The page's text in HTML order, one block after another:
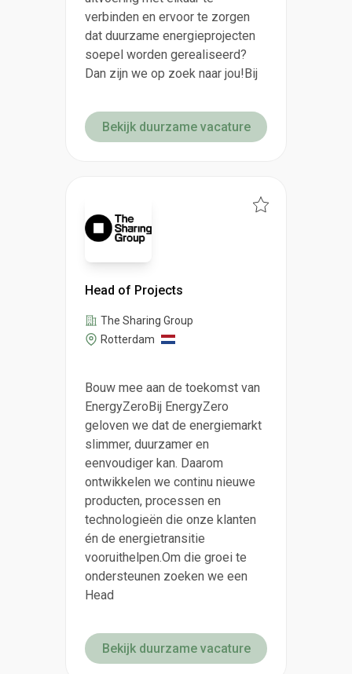
verbinden en ervoor te zorgen
dat duurzame energieprojecten
soepel worden gerealiseerd?
Dan zijn we op zoek naar jou!Bij
Bekijk duurzame vacature
Head of Projects
The Sharing Group
Rotterdam
Bouw mee aan de toekomst van
EnergyZeroBij EnergyZero
geloven we dat de energiemarkt
slimmer, duurzamer en
eenvoudiger kan. Daarom
ontwikkelen we continu nieuwe
producten, processen en
technologieën die onze klanten
én de energietransitie
vooruithelpen.Om die groei te
ondersteunen zoeken we een
Head
Bekijk duurzame vacature